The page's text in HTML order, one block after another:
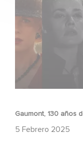
Gaumont, 130 años
5 Febrero 2025